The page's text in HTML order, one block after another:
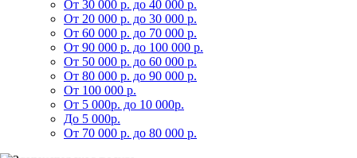
От 30 000 р. до 40 000 р.
От 20 000 р. до 30 000 р.
От 60 000 р. до 70 000 р.
От 90 000 р. до 100 000 р.
От 50 000 р. до 60 000 р.
От 80 000 р. до 90 000 р.
От 100 000 р.
От 5 000р. до 10 000р.
До 5 000р.
От 70 000 р. до 80 000 р.